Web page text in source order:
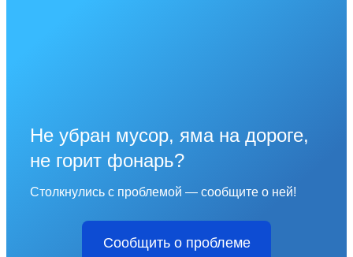
Не убран мусор, яма на дороге,
не горит фонарь?
Столкнулись с проблемой — сообщите о ней!
Сообщить о проблеме